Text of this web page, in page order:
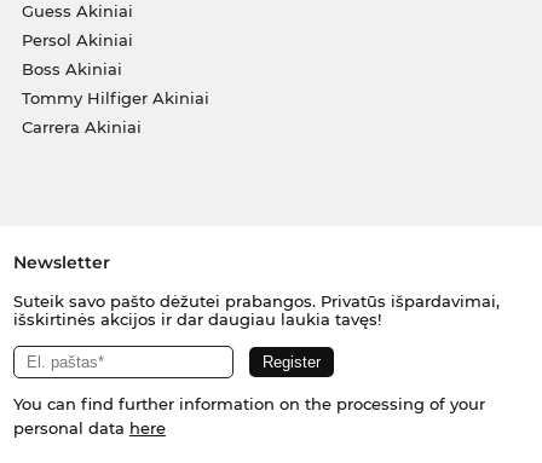
Guess Akiniai
Persol Akiniai
Boss Akiniai
Tommy Hilfiger Akiniai
Carrera Akiniai
Newsletter
Suteik savo pašto dėžutei prabangos. Privatūs išpardavimai,
išskirtinės akcijos ir dar daugiau laukia tavęs!
You can find further information on the processing of your
personal data here